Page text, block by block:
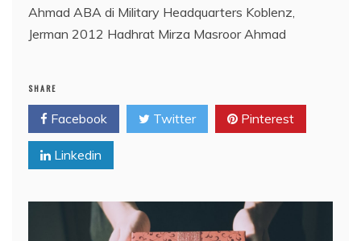
Ahmad ABA di Military Headquarters Koblenz,
Jerman 2012 Hadhrat Mirza Masroor Ahmad
SHARE
Facebook Twitter Pinterest
Linkedin